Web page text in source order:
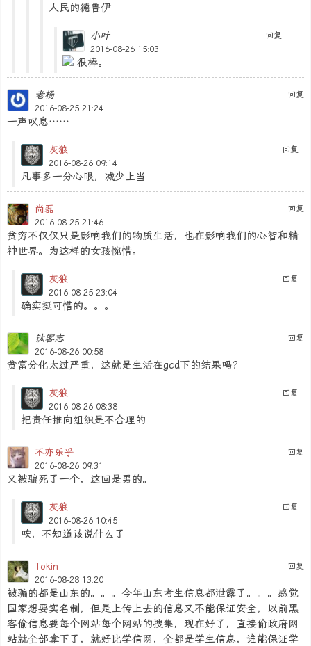
人民的德鲁伊
回复
小叶
2016-08-26 15:03
很棒。
回复
老杨
2016-08-25 21:24
一声叹息……
回复
灰狼
2016-08-26 09:14
凡事多一分心眼，减少上当
回复
尚磊
2016-08-25 21:46
贫穷不仅仅只是影响我们的物质生活，也在影响我们的心智和精
神世界。为这样的女孩惋惜。
回复
灰狼
2016-08-25 23:04
确实挺可惜的。。。
回复
钛客志
2016-08-26 00:58
贫富分化太过严重，这就是生活在gcd下的结果吗？
回复
灰狼
2016-08-26 08:38
把责任推向组织是不合理的
回复
不亦乐乎
2016-08-26 09:31
又被骗死了一个，这回是男的。
回复
灰狼
2016-08-26 10:45
唉，不知道该说什么了
回复
Tokin
2016-08-28 13:20
被骗的都是山东的。。。今年山东考生信息都泄露了。。。感觉
国家想要实名制，但是上传上去的信息又不能保证安全，以前黑
客偷信息要每个网站每个网站的搜集，现在好了，直接偷政府网
站就全部拿下了，就好比学信网，全都是学生信息，谁能保证学